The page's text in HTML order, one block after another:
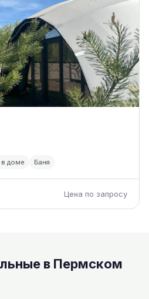
в доме Баня
Цена по запросу
в Пермском